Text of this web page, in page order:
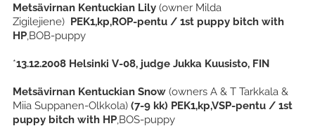
Metsävirnan Kentuckian Lily (owner Milda
Zigilejiene) PEK1,kp,ROP-pentu / 1st puppy bitch with
HP ,BOB-puppy
*13.12.2008 Helsinki V-08, judge Jukka Kuusisto, FIN
Metsävirnan Kentuckian Snow (owners A & T Tarkkala &
Miia Suppanen-Olkkola) (7-9 kk) PEK1,kp,VSP-pentu / 1st
puppy bitch with HP ,BOS-puppy